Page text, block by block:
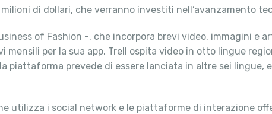
di dollari, che verranno investiti nell’avanzamento
of Fashion -, che incorpora brevi video, immagini e
per la sua app. Trell ospita video in otto lingue
piattaforma prevede di essere lanciata in altre sei lingue,
utilizza i social network e le piattaforme di interazione